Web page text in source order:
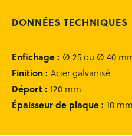
Occasion équipement
Recherche
de
produits
DONNÉES TECHNIQUES
Enfichage: Ø 25 ou Ø 40
Finition: Acier galvanisé
Déport: 120 mm
Épaisseur de plaque: 10 mm